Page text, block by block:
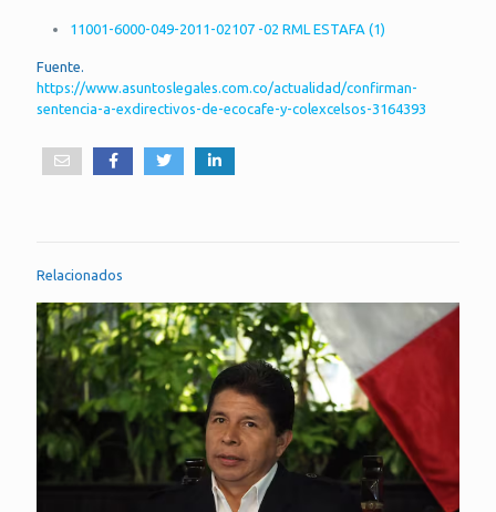
11001-6000-049-2011-02107 -02 RML ESTAFA (1)
Fuente.
https://www.asuntoslegales.com.co/actualidad/confirman-
sentencia-a-exdirectivos-de-ecocafe-y-colexcelsos-3164393
Relacionados